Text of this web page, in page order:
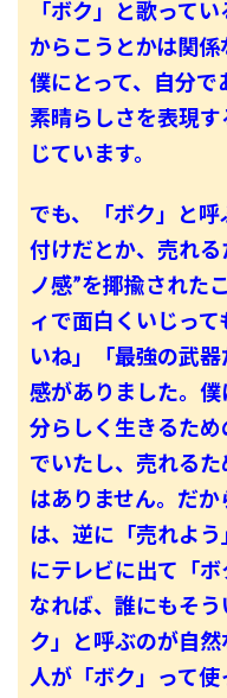
「ボク」と歌って
からこうとかは関係
僕にとって、自分
素晴らしさを表現
じています。
でも、「ボク」と
付けだとか、売れ
ノ感”を揶揄された
ィで面白くいじっ
いね」「最強の武
感がありました。
分らしく生きるた
でいたし、売れる
はありません。だ
は、逆に「売れよ
にテレビに出て「
なれば、誰にもそ
ク」と呼ぶのが自
人が「ボク」って